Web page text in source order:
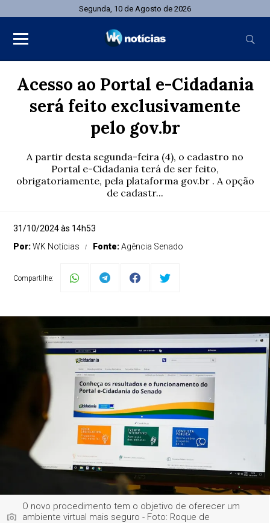
Segunda, 10 de Agosto de 2026
Acesso ao Portal e-Cidadania
será feito exclusivamente
pelo gov.br
A partir desta segunda-feira (4), o cadastro no
Portal e-Cidadania terá de ser feito,
obrigatoriamente, pela plataforma gov.br . A opção
de cadastr...
31/10/2024 às 14h53
Por:WK Notícias Fonte:Agência Senado
Compartilhe:
O novo procedimento tem o objetivo de oferecer um
ambiente virtual mais seguro - Foto: Roque de